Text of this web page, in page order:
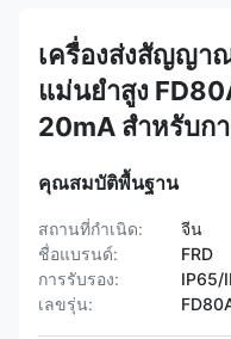
เครื่องส่งสัญญา
แม่นยำสูง
20mA สำหรับก
คุณสมบัติพื้นฐาน
สถานที่กำเนิด:
จีน
ชื่อแบรนด์:
FRD
การรับรอง:
IP65/
เลขรุ่น: